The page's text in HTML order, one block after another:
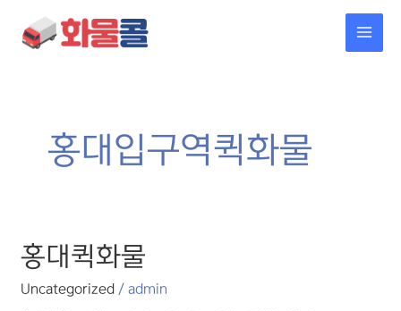
건너뛰기
홍대입구역퀵화물
홍대퀵화물
Uncategorized /admin
홍대퀵화물